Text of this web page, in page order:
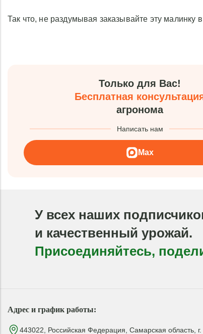
Так что, не раздумывая заказывайте эту
Только для Вас!
Бесплатная
агронома
Написать нам
Max
У всех наших
и качественный урожай.
Присоединяйтесь,
Адрес и график работы:
443022, Российская Федерация, Самарская область, г.